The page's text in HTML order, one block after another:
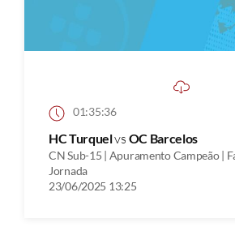
01:35:36
HC Turquelvs OC Barcelos
CN Sub-15 | Apuramento Campeão |
Jornada
23/06/2025 13:25